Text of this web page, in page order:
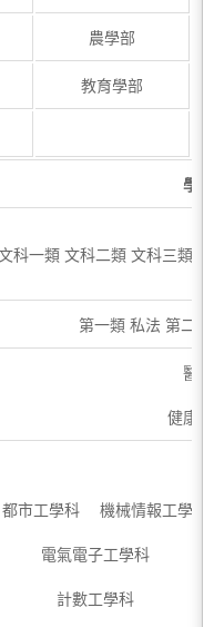
農學部
教育學部
學
科一類 文科二類 文科三類
第一類 私法 第二
醫
健康
都市工學科 機械情報工學
電氣電子工學科
計數工學科